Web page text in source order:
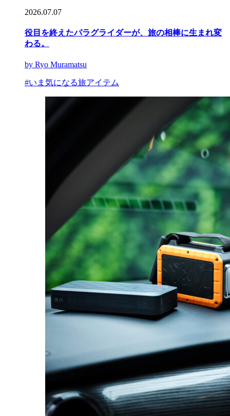
2026.07.07
役目を終えたパラグライダーが、旅の相棒に生まれ変
わる。
by Ryo Muramatsu
#いま気になる旅アイテム